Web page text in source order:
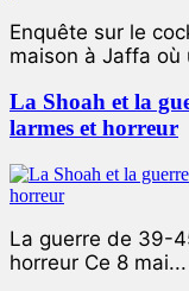
Enquête sur le
maison à Jaffa où
La Shoah et la
larmes et horreur
La guerre de 39-
horreur Ce 8 mai...